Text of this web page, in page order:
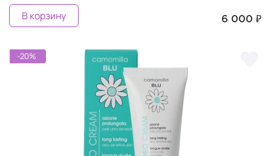
6 000 ₽
В корзину
-20%